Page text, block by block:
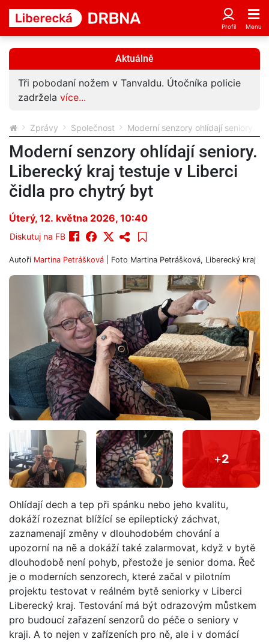
Aktuálně
Znáte muže z fotky? Mohl by vědět víc o vloupání
do auta Horské služby v Liberci
Zprávy Společnost Moderní senzory ohlídají seniory.
Moderní senzory ohlídají seniory.
Liberecký kraj testuje v Liberci
čidla pro chytrý byt
Úterý, 12. května 2026, 10:40
Diskutuj na FB
Autoři Martina Petrášková | Foto Martina Petrášková, Liberecký kraj
+2
Ohlídají dech a tep při spánku nebo jeho kvalitu,
dokáží rozeznat blížící se epileptický záchvat,
zaznamenají změny v dlouhodobém chování a
upozorní na ně a dokáží také zalarmovat, když v bytě
dlouhodobě není pohyb, přestože je senior doma. Řeč
je o moderních senzorech, které začal v pilotním
projektu testovat v reálném bytě seniorky v Liberci
Liberecký kraj. Testování má být odrazovým můstkem
pro budoucí zařazení senzorů do péče o seniory v
kraji. A to nejen v zařízeních pro ně, ale i v domácí